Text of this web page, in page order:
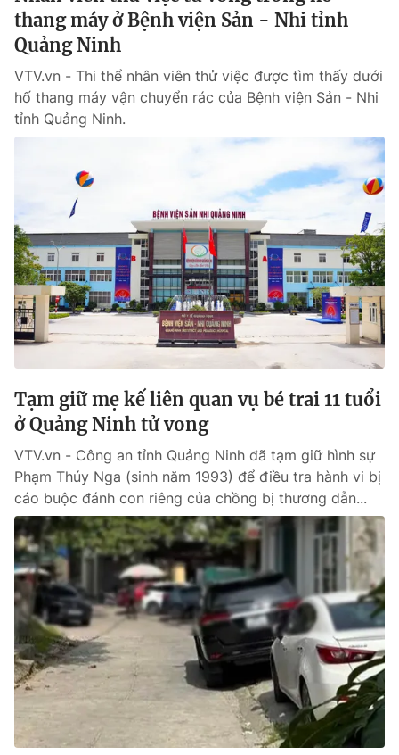
thang máy ở Bệnh viện Sản - Nhi tỉnh
Quảng Ninh
VTV.vn - Thi thể nhân viên thử việc được tìm thấy dưới
hố thang máy vận chuyển rác của Bệnh viện Sản - Nhi
tỉnh Quảng Ninh.
Tạm giữ mẹ kế liên quan vụ bé trai 11 tuổi
ở Quảng Ninh tử vong
VTV.vn - Công an tỉnh Quảng Ninh đã tạm giữ hình sự
Phạm Thúy Nga (sinh năm 1993) để điều tra hành vi bị
cáo buộc đánh con riêng của chồng bị thương dẫn...